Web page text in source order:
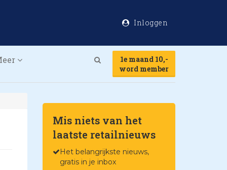
Inloggen
1e maand 10,-
word member
Mis niets van het
laatste retailnieuws
Het belangrijkste nieuws,
gratis in je inbox